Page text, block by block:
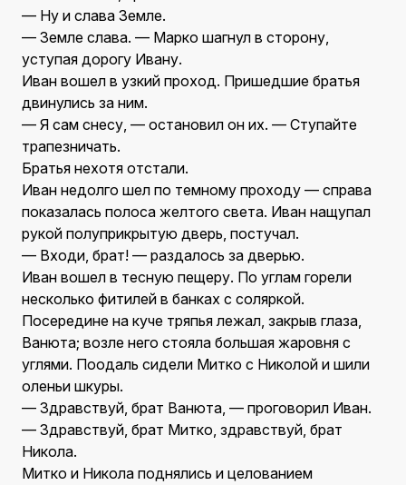
— Ну и слава Земле.
— Земле слава. — Марко шагнул в сторону,
уступая дорогу Ивану.
Иван вошел в узкий проход. Пришедшие братья
двинулись за ним.
— Я сам снесу, — остановил он их. — Ступайте
трапезничать.
Братья нехотя отстали.
Иван недолго шел по темному проходу — справа
показалась полоса желтого света. Иван нащупал
рукой полуприкрытую дверь, постучал.
— Входи, брат! — раздалось за дверью.
Иван вошел в тесную пещеру. По углам горели
несколько фитилей в банках с соляркой.
Посередине на куче тряпья лежал, закрыв глаза,
Ванюта; возле него стояла большая жаровня с
углями. Поодаль сидели Митко с Николой и шили
оленьи шкуры.
— Здравствуй, брат Ванюта, — проговорил Иван.
— Здравствуй, брат Митко, здравствуй, брат
Никола.
Митко и Никола поднялись и целованием